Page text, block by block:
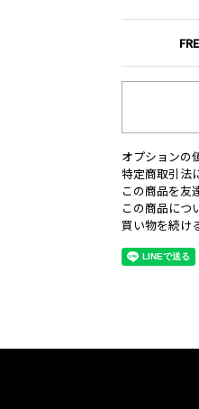
オプションの
特定商取引法
この商品を友
この商品につ
買い物を続け